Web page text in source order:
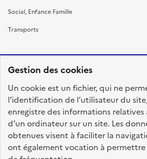
Gestion des cookies
Un cookie est un fichier, qui ne
l’identification de l’utilisateur du
enregistre des informations relatives
d’un ordinateur sur un site. Les
obtenues visent à faciliter la
ont également vocation à permettre
Social, Enfance Famille
Transports
FRANÇAISE
fonction-publique.gouv.fr